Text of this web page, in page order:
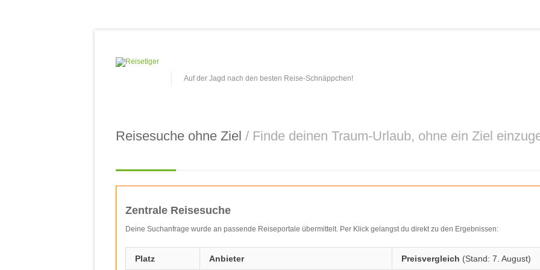
Auf der Jagd nach den besten Reise-Schnäppchen!
Reisesuche ohne Ziel / Finde deinen Traum-Urlaub, ohne ein Ziel
Zentrale Reisesuche
Deine Suchanfrage wurde an passende Reiseportale übermittelt. Per Klick gelangst du direkt zu den Ergebnissen:
Platz Anbieter Preisvergleich (Stand: 7. August)